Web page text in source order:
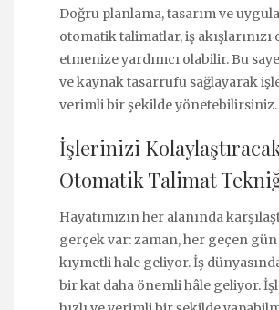
Doğru planlama, tasarım ve
otomatik talimatlar, iş akışlarınızı
etmenize yardımcı olabilir. Bu
ve kaynak tasarrufu sağlayarak
verimli bir şekilde yönetebilirsiniz.
İşlerinizi
Otomatik Talimat
Hayatımızın her alanında
gerçek var: zaman, her geçen gün
kıymetli hale geliyor. İş
bir kat daha önemli hâle geliyor.